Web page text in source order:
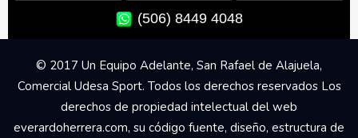
(506) 8449 4048
© 2017 Un Equipo Adelante, San Rafael de Alajuela,
Comercial Udesa Sport. Todos los derechos reservados Los
derechos de propiedad intelectual del web
everardoherrera.com, su código fuente, diseño, estructura de